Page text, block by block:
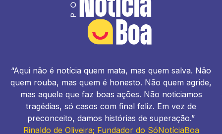
“Aqui não é notícia quem mata, mas quem salva. Não
quem rouba, mas quem é honesto. Não quem agride,
mas aquele que faz boas ações. Não noticiamos
tragédias, só casos com final feliz. Em vez de
preconceito, damos histórias de superação.”
Rinaldo de Oliveira; Fundador do SóNotíciaBoa